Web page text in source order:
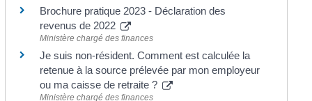
Brochure pratique 2023 - Déclaration des
revenus de 2022
Ministère chargé des finances
Je suis non-résident. Comment est calculée la
retenue à la source prélevée par mon employeur
ou ma caisse de retraite ?
Ministère chargé des finances